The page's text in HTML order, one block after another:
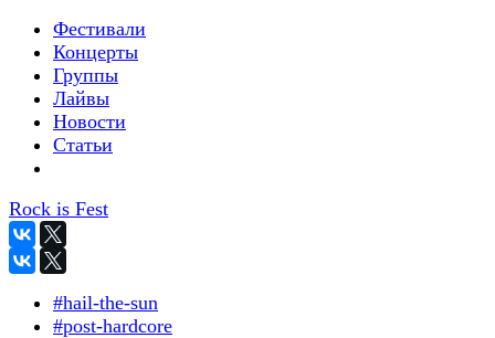
Фестивали
Концерты
Группы
Лайвы
Новости
Статьи
Rock is Fest
#hail-the-sun
#post-hardcore